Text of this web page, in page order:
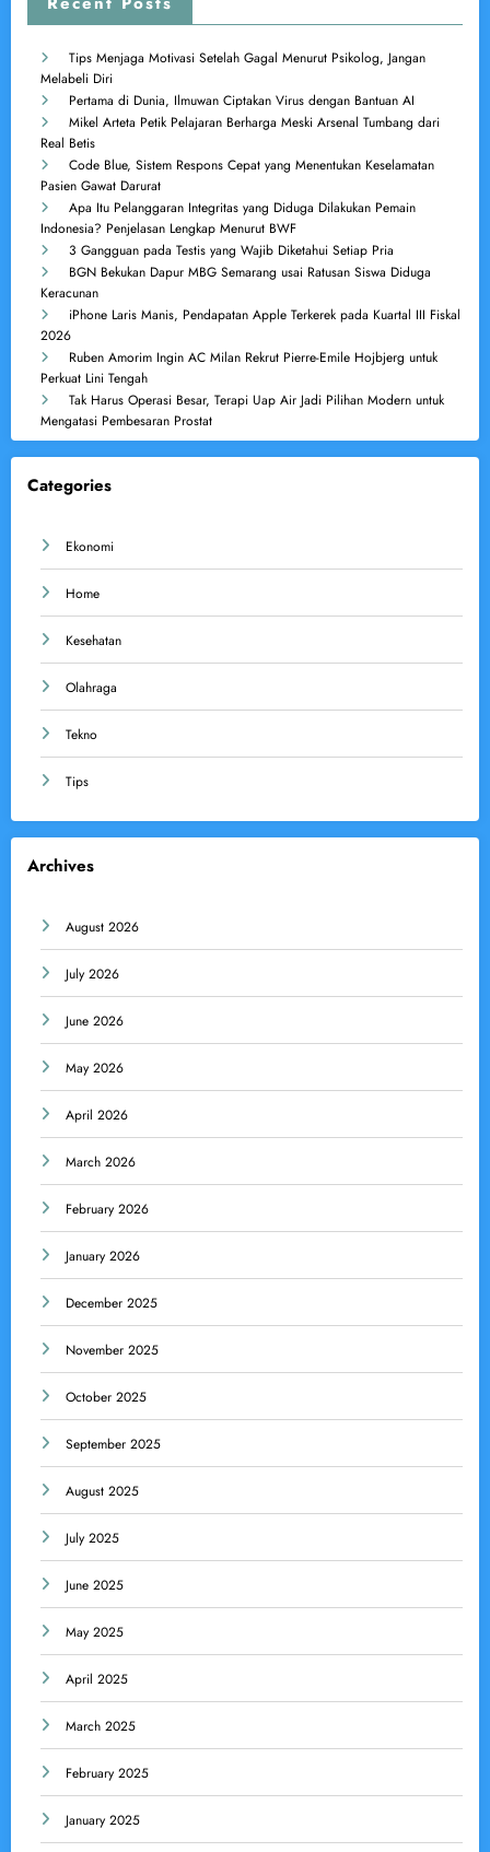
Tips Menjaga Motivasi Setelah Gagal Menurut Psikolog, Jangan
Melabeli Diri
Pertama di Dunia, Ilmuwan Ciptakan Virus dengan Bantuan AI
Mikel Arteta Petik Pelajaran Berharga Meski Arsenal Tumbang dari
Real Betis
Code Blue, Sistem Respons Cepat yang Menentukan Keselamatan
Pasien Gawat Darurat
Apa Itu Pelanggaran Integritas yang Diduga Dilakukan Pemain
Indonesia? Penjelasan Lengkap Menurut BWF
3 Gangguan pada Testis yang Wajib Diketahui Setiap Pria
BGN Bekukan Dapur MBG Semarang usai Ratusan Siswa Diduga
Keracunan
iPhone Laris Manis, Pendapatan Apple Terkerek pada Kuartal III Fiskal
2026
Ruben Amorim Ingin AC Milan Rekrut Pierre-Emile Hojbjerg untuk
Perkuat Lini Tengah
Tak Harus Operasi Besar, Terapi Uap Air Jadi Pilihan Modern untuk
Mengatasi Pembesaran Prostat
Categories
Ekonomi
Home
Kesehatan
Olahraga
Tekno
Tips
Archives
August 2026
July 2026
June 2026
May 2026
April 2026
March 2026
February 2026
January 2026
December 2025
November 2025
October 2025
September 2025
August 2025
July 2025
June 2025
May 2025
April 2025
March 2025
February 2025
January 2025